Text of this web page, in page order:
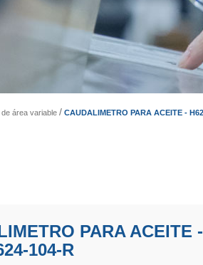
área variable CAUDALIMETRO PARA ACEITE -
PARA ACEITE
104-R